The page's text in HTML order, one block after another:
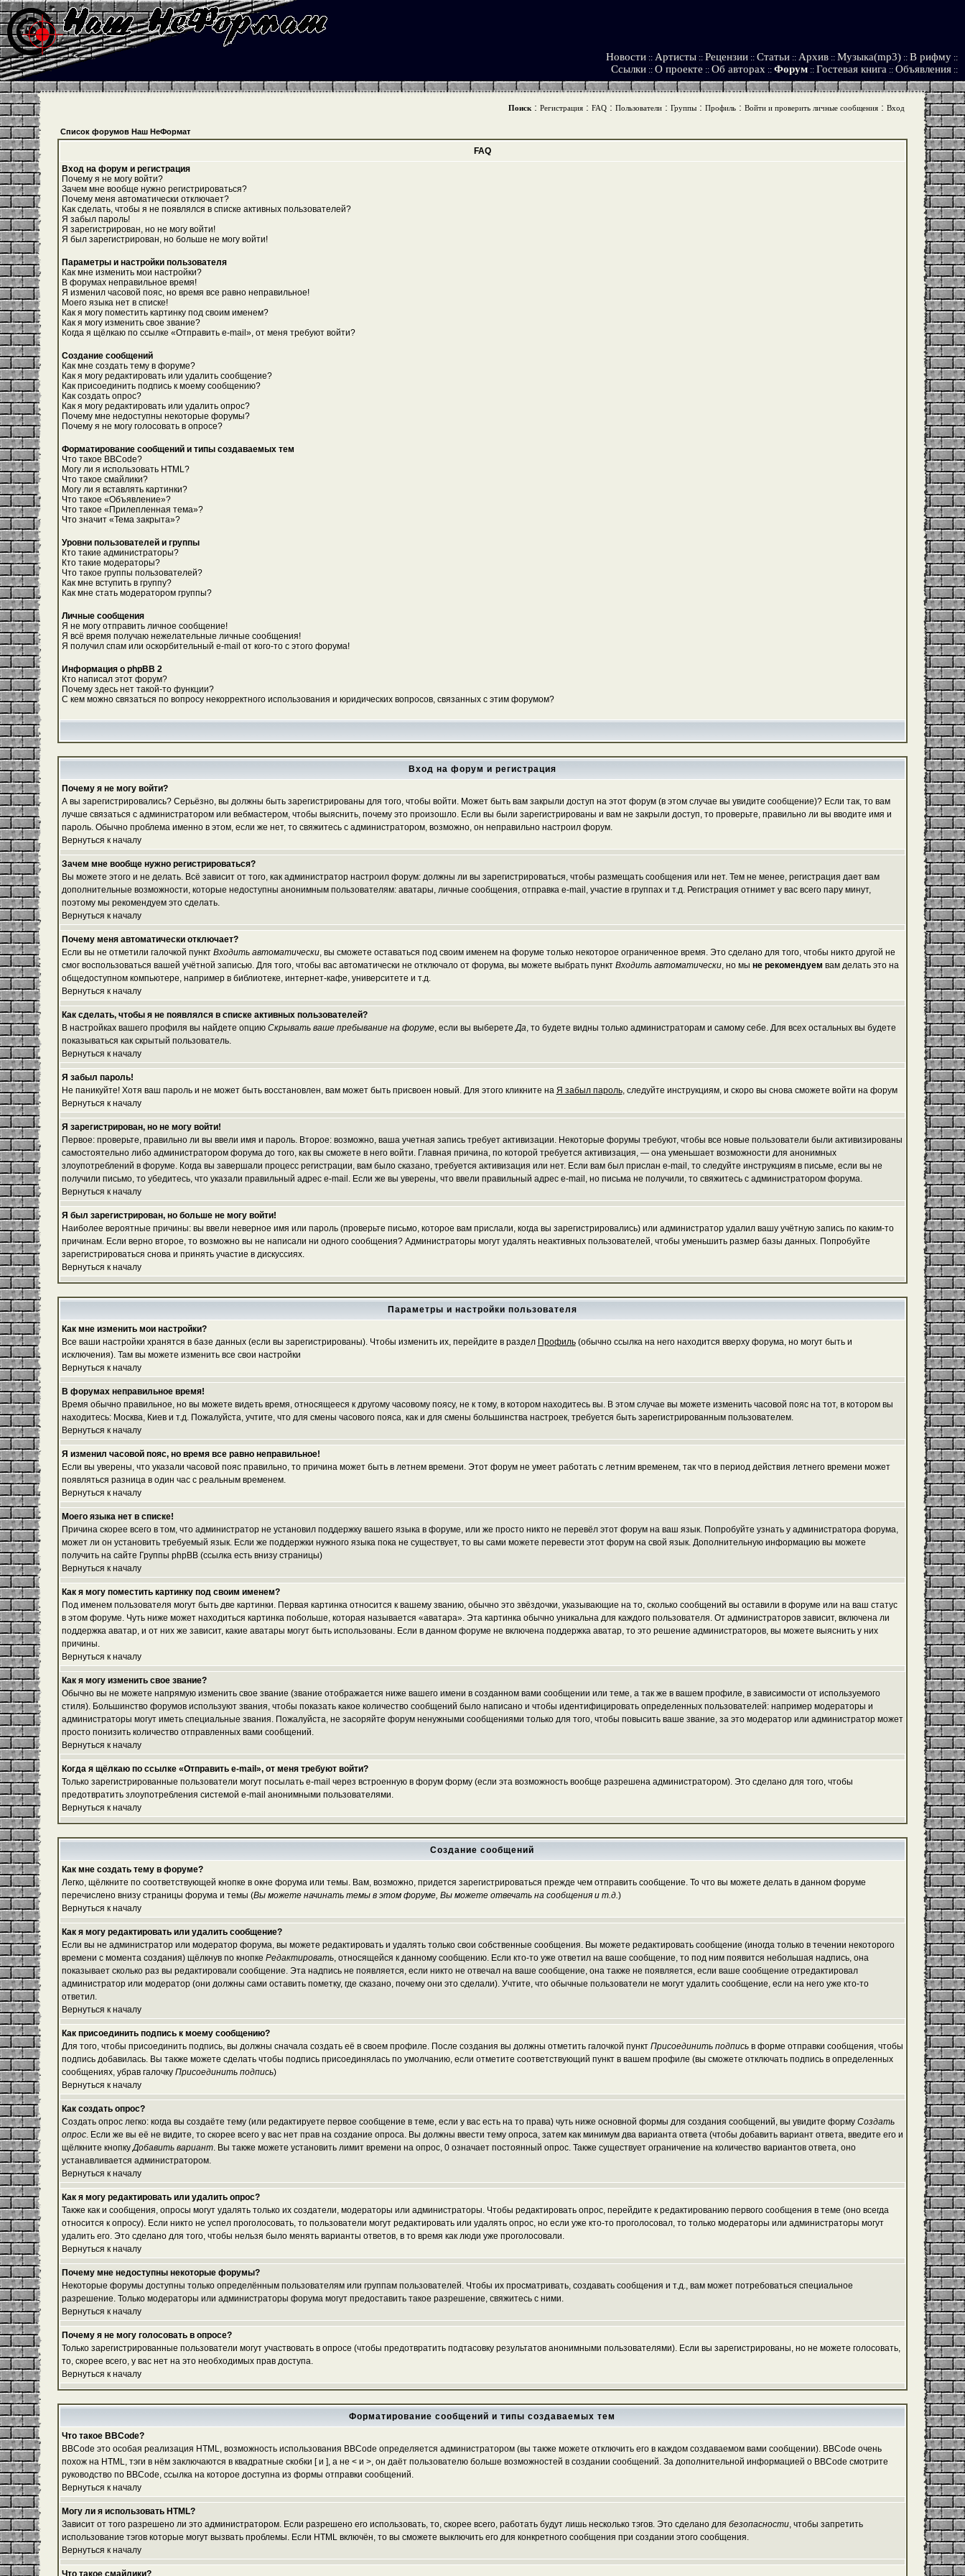
Новости :: Артисты :: Рецензии :: Статьи :: Архив :: Музыка(mp3) :: В рифму ::
Ссылки :: О проекте :: Об авторах :: Форум :: Гостевая книга :: Объявления ::
Поиск: Регистрация: FAQ: Пользователи: Группы: Профиль: Войти и проверить личные сообщения: Вход
Список форумов Наш НеФормат
FAQ
Вход на форум и регистрация
Почему я не могу войти?
Зачем мне вообще нужно регистрироваться?
Почему меня автоматически отключает?
Как сделать, чтобы я не появлялся в списке активных пользователей?
Я забыл пароль!
Я зарегистрирован, но не могу войти!
Я был зарегистрирован, но больше не могу войти!
Параметры и настройки пользователя
Как мне изменить мои настройки?
В форумах неправильное время!
Я изменил часовой пояс, но время все равно неправильное!
Моего языка нет в списке!
Как я могу поместить картинку под своим именем?
Как я могу изменить свое звание?
Когда я щёлкаю по ссылке «Отправить e-mail», от меня требуют войти?
Создание сообщений
Как мне создать тему в форуме?
Как я могу редактировать или удалить сообщение?
Как присоединить подпись к моему сообщению?
Как создать опрос?
Как я могу редактировать или удалить опрос?
Почему мне недоступны некоторые форумы?
Почему я не могу голосовать в опросе?
Форматирование сообщений и типы создаваемых тем
Что такое BBCode?
Могу ли я использовать HTML?
Что такое смайлики?
Могу ли я вставлять картинки?
Что такое «Объявление»?
Что такое «Прилепленная тема»?
Что значит «Тема закрыта»?
Уровни пользователей и группы
Кто такие администраторы?
Кто такие модераторы?
Что такое группы пользователей?
Как мне вступить в группу?
Как мне стать модератором группы?
Личные сообщения
Я не могу отправить личное сообщение!
Я всё время получаю нежелательные личные сообщения!
Я получил спам или оскорбительный e-mail от кого-то с этого форума!
Информация о phpBB 2
Кто написал этот форум?
Почему здесь нет такой-то функции?
С кем можно связаться по вопросу некорректного использования и юридических вопросов, связанных с этим форумом?
Вход на форум и регистрация
Почему я не могу войти?
А вы зарегистрировались? Серьёзно, вы должны быть зарегистрированы для того, чтобы войти. Может быть вам закрыли доступ на этот форум (в этом случае вы увидите сообщение)? Если так, то вам
лучше связаться с администратором или вебмастером, чтобы выяснить, почему это произошло. Если вы были зарегистрированы и вам не закрыли доступ, то проверьте, правильно ли вы вводите имя и
пароль. Обычно проблема именно в этом, если же нет, то свяжитесь с администратором, возможно, он неправильно настроил форум.
Вернуться к началу
Зачем мне вообще нужно регистрироваться?
Вы можете этого и не делать. Всё зависит от того, как администратор настроил форум: должны ли вы зарегистрироваться, чтобы размещать сообщения или нет. Тем не менее, регистрация дает вам
дополнительные возможности, которые недоступны анонимным пользователям: аватары, личные сообщения, отправка e-mail, участие в группах и т.д. Регистрация отнимет у вас всего пару минут,
поэтому мы рекомендуем это сделать.
Вернуться к началу
Почему меня автоматически отключает?
Если вы не отметили галочкой пункт Входить автоматически, вы сможете оставаться под своим именем на форуме только некоторое ограниченное время. Это сделано для того, чтобы никто другой не
смог воспользоваться вашей учётной записью. Для того, чтобы вас автоматически не отключало от форума, вы можете выбрать пункт Входить автоматически, но мы не рекомендуем вам делать это на
общедоступном компьютере, например в библиотеке, интернет-кафе, университете и т.д.
Вернуться к началу
Как сделать, чтобы я не появлялся в списке активных пользователей?
В настройках вашего профиля вы найдете опцию Скрывать ваше пребывание на форуме, если вы выберетеДа, то будете видны только администраторам и самому себе. Для всех остальных вы будете
показываться как скрытый пользователь.
Вернуться к началу
Я забыл пароль!
Не паникуйте! Хотя ваш пароль и не может быть восстановлен, вам может быть присвоен новый. Для этого кликните на Я забыл пароль, следуйте инструкциям, и скоро вы снова сможете войти на форум
Вернуться к началу
Я зарегистрирован, но не могу войти!
Первое: проверьте, правильно ли вы ввели имя и пароль. Второе: возможно, ваша учетная запись требует активизации. Некоторые форумы требуют, чтобы все новые пользователи были активизированы
самостоятельно либо администратором форума до того, как вы сможете в него войти. Главная причина, по которой требуется активизация, — она уменьшает возможности для анонимных
злоупотреблений в форуме. Когда вы завершали процесс регистрации, вам было сказано, требуется активизация или нет. Если вам был прислан e-mail, то следуйте инструкциям в письме, если вы не
получили письмо, то убедитесь, что указали правильный адрес e-mail. Если же вы уверены, что ввели правильный адрес e-mail, но письма не получили, то свяжитесь с администратором форума.
Вернуться к началу
Я был зарегистрирован, но больше не могу войти!
Наиболее вероятные причины: вы ввели неверное имя или пароль (проверьте письмо, которое вам прислали, когда вы зарегистрировались) или администратор удалил вашу учётную запись по каким-то
причинам. Если верно второе, то возможно вы не написали ни одного сообщения? Администраторы могут удалять неактивных пользователей, чтобы уменьшить размер базы данных. Попробуйте
зарегистрироваться снова и принять участие в дискуссиях.
Вернуться к началу
Параметры и настройки пользователя
Как мне изменить мои настройки?
Все ваши настройки хранятся в базе данных (если вы зарегистрированы). Чтобы изменить их, перейдите в раздел Профиль(обычно ссылка на него находится вверху форума, но могут быть и
исключения). Там вы можете изменить все свои настройки
Вернуться к началу
В форумах неправильное время!
Время обычно правильное, но вы можете видеть время, относящееся к другому часовому поясу, не к тому, в котором находитесь вы. В этом случае вы можете изменить часовой пояс на тот, в котором вы
находитесь: Москва, Киев и т.д. Пожалуйста, учтите, что для смены часового пояса, как и для смены большинства настроек, требуется быть зарегистрированным пользователем.
Вернуться к началу
Я изменил часовой пояс, но время все равно неправильное!
Если вы уверены, что указали часовой пояс правильно, то причина может быть в летнем времени. Этот форум не умеет работать с летним временем, так что в период действия летнего времени может
появляться разница в один час с реальным временем.
Вернуться к началу
Моего языка нет в списке!
Причина скорее всего в том, что администратор не установил поддержку вашего языка в форуме, или же просто никто не перевёл этот форум на ваш язык. Попробуйте узнать у администратора форума,
может ли он установить требуемый язык. Если же поддержки нужного языка пока не существует, то вы сами можете перевести этот форум на свой язык. Дополнительную информацию вы можете
получить на сайте Группы phpBB (ссылка есть внизу страницы)
Вернуться к началу
Как я могу поместить картинку под своим именем?
Под именем пользователя могут быть две картинки. Первая картинка относится к вашему званию, обычно это звёздочки, указывающие на то, сколько сообщений вы оставили в форуме или на ваш статус
в этом форуме. Чуть ниже может находиться картинка побольше, которая называется «аватара». Эта картинка обычно уникальна для каждого пользователя. От администраторов зависит, включена ли
поддержка аватар, и от них же зависит, какие аватары могут быть использованы. Если в данном форуме не включена поддержка аватар, то это решение администраторов, вы можете выяснить у них
причины.
Вернуться к началу
Как я могу изменить свое звание?
Обычно вы не можете напрямую изменить свое звание (звание отображается ниже вашего имени в созданном вами сообщении или теме, а так же в вашем профиле, в зависимости от используемого
стиля). Большинство форумов используют звания, чтобы показать какое количество сообщений было написано и чтобы идентифицировать определенных пользователей: например модераторы и
администраторы могут иметь специальные звания. Пожалуйста, не засоряйте форум ненужными сообщениями только для того, чтобы повысить ваше звание, за это модератор или администратор может
просто понизить количество отправленных вами сообщений.
Вернуться к началу
Когда я щёлкаю по ссылке «Отправить e-mail», от меня требуют войти?
Только зарегистрированные пользователи могут посылать e-mail через встроенную в форум форму (если эта возможность вообще разрешена администратором). Это сделано для того, чтобы
предотвратить злоупотребления системой e-mail анонимными пользователями.
Вернуться к началу
Создание сообщений
Как мне создать тему в форуме?
Легко, щёлкните по соответствующей кнопке в окне форума или темы. Вам, возможно, придется зарегистрироваться прежде чем отправить сообщение. То что вы можете делать в данном форуме
перечислено внизу страницы форума и темы (Вы можете начинать темы в этом форуме, Вы можете отвечать на сообщения и т.д.)
Вернуться к началу
Как я могу редактировать или удалить сообщение?
Если вы не администратор или модератор форума, вы можете редактировать и удалять только свои собственные сообщения. Вы можете редактировать сообщение (иногда только в течении некоторого
времени с момента создания) щёлкнув по кнопке Редактировать, относящейся к данному сообщению. Если кто-то уже ответил на ваше сообщение, то под ним появится небольшая надпись, она
показывает сколько раз вы редактировали сообщение. Эта надпись не появляется, если никто не отвечал на ваше сообщение, она также не появляется, если ваше сообщение отредактировал
администратор или модератор (они должны сами оставить пометку, где сказано, почему они это сделали). Учтите, что обычные пользователи не могут удалить сообщение, если на него уже кто-то
ответил.
Вернуться к началу
Как присоединить подпись к моему сообщению?
Для того, чтобы присоединить подпись, вы должны сначала создать её в своем профиле. После создания вы должны отметить галочкой пункт Присоединить подписьв форме отправки сообщения, чтобы
подпись добавилась. Вы также можете сделать чтобы подпись присоединялась по умолчанию, если отметите соответствующий пункт в вашем профиле (вы сможете отключать подпись в определенных
сообщениях, убрав галочку Присоединить подпись)
Вернуться к началу
Как создать опрос?
Создать опрос легко: когда вы создаёте тему (или редактируете первое сообщение в теме, если у вас есть на то права) чуть ниже основной формы для создания сообщений, вы увидите форму Создать
опрос. Если же вы её не видите, то скорее всего у вас нет прав на создание опроса. Вы должны ввести тему опроса, затем как минимум два варианта ответа (чтобы добавить вариант ответа, введите его и
щёлкните кнопкуДобавить вариант. Вы также можете установить лимит времени на опрос, 0 означает постоянный опрос. Также существует ограничение на количество вариантов ответа, оно
устанавливается администратором.
Вернуться к началу
Как я могу редактировать или удалить опрос?
Также как и сообщения, опросы могут удалять только их создатели, модераторы или администраторы. Чтобы редактировать опрос, перейдите к редактированию первого сообщения в теме (оно всегда
относится к опросу). Если никто не успел проголосовать, то пользователи могут редактировать или удалять опрос, но если уже кто-то проголосовал, то только модераторы или администраторы могут
удалить его. Это сделано для того, чтобы нельзя было менять варианты ответов, в то время как люди уже проголосовали.
Вернуться к началу
Почему мне недоступны некоторые форумы?
Некоторые форумы доступны только определённым пользователям или группам пользователей. Чтобы их просматривать, создавать сообщения и т.д., вам может потребоваться специальное
разрешение. Только модераторы или администраторы форума могут предоставить такое разрешение, свяжитесь с ними.
Вернуться к началу
Почему я не могу голосовать в опросе?
Только зарегистрированные пользователи могут участвовать в опросе (чтобы предотвратить подтасовку результатов анонимными пользователями). Если вы зарегистрированы, но не можете голосовать,
то, скорее всего, у вас нет на это необходимых прав доступа.
Вернуться к началу
Форматирование сообщений и типы создаваемых тем
Что такое BBCode?
BBCode это особая реализация HTML, возможность использования BBCode определяется администратором (вы также можете отключить его в каждом создаваемом вами сообщении). BBCode очень
похож на HTML, тэги в нём заключаются в квадратные скобки [ и ], а не < и >, он даёт пользователю больше возможностей в создании сообщений. За дополнительной информацией о BBCode смотрите
руководство по BBCode, ссылка на которое доступна из формы отправки сообщений.
Вернуться к началу
Могу ли я использовать HTML?
Зависит от того разрешено ли это администратором. Если разрешено его использовать, то, скорее всего, работать будут лишь несколько тэгов. Это сделано для безопасности, чтобы запретить
использование тэгов которые могут вызвать проблемы. Если HTML включён, то вы сможете выключить его для конкретного сообщения при создании этого сообщения.
Вернуться к началу
Что такое смайлики?